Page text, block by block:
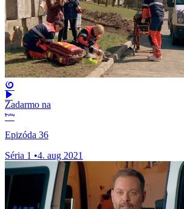
Zadarmo na
Epizóda 36
Séria 1 •4. aug 2021